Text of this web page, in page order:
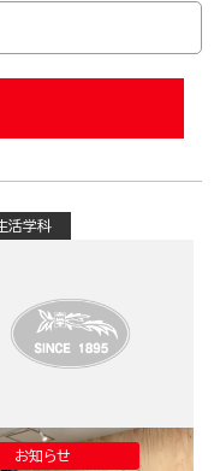
活学科
お知らせ